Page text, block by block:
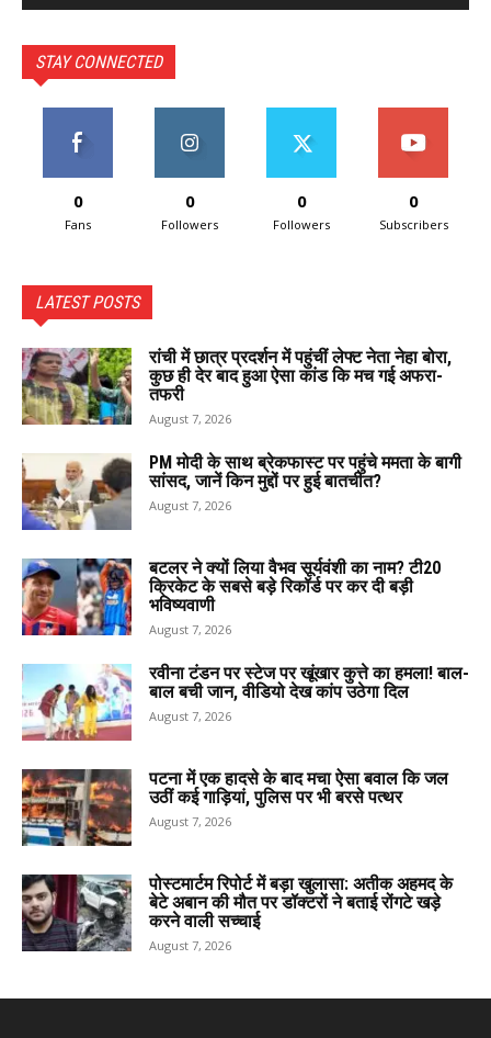
STAY CONNECTED
0
Fans
0
Followers
0
Followers
0
Subscribers
LATEST POSTS
रांची में छात्र प्रदर्शन में पहुंचीं लेफ्ट नेता नेहा बोरा,
कुछ ही देर बाद हुआ ऐसा कांड कि मच गई अफरा-
तफरी
August 7, 2026
PM मोदी के साथ ब्रेकफास्ट पर पहुंचे ममता के बागी
सांसद, जानें किन मुद्दों पर हुई बातचीत?
August 7, 2026
बटलर ने क्यों लिया वैभव सूर्यवंशी का नाम? टी20
क्रिकेट के सबसे बड़े रिकॉर्ड पर कर दी बड़ी
भविष्यवाणी
August 7, 2026
रवीना टंडन पर स्टेज पर खूंखार कुत्ते का हमला! बाल-
बाल बची जान, वीडियो देख कांप उठेगा दिल
August 7, 2026
पटना में एक हादसे के बाद मचा ऐसा बवाल कि जल
उठीं कई गाड़ियां, पुलिस पर भी बरसे पत्थर
August 7, 2026
पोस्टमार्टम रिपोर्ट में बड़ा खुलासा: अतीक अहमद के
बेटे अबान की मौत पर डॉक्टरों ने बताई रोंगटे खड़े
करने वाली सच्चाई
August 7, 2026